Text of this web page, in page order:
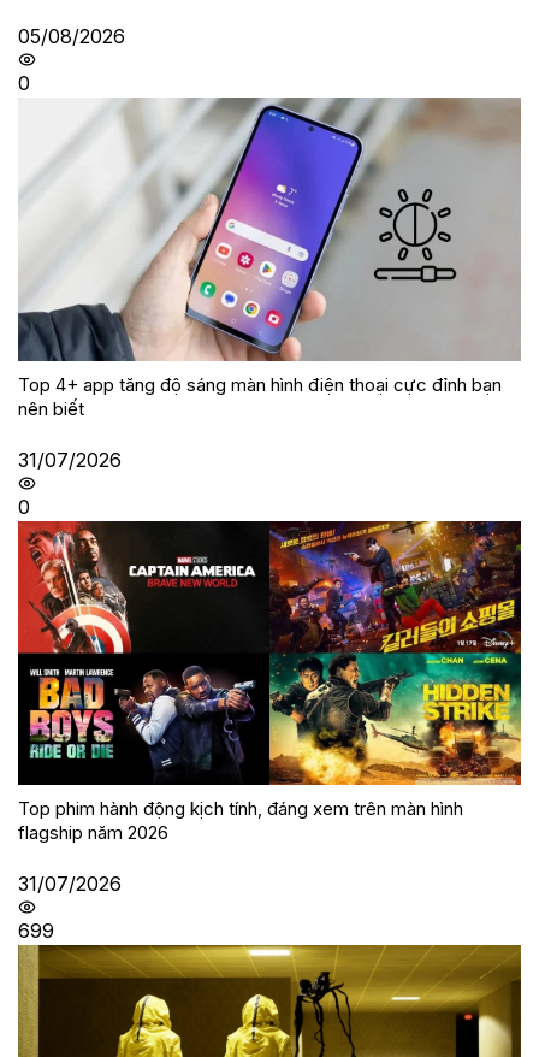
05/08/2026
0
Top 4+ app tăng độ sáng màn hình điện thoại cực đỉnh bạn
nên biết
31/07/2026
0
Top phim hành động kịch tính, đáng xem trên màn hình
flagship năm 2026
31/07/2026
699